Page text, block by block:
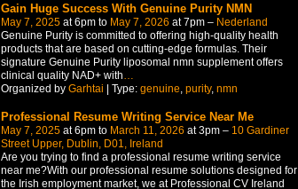
Gain Huge Success With Genuine Purity NMN
May 7, 2025at 6pm to May 7, 2026 at 7pm – Nederland
Genuine Purity is committed to offering high-quality health
products that are based on cutting-edge formulas. Their
signature Genuine Purity liposomal nmn supplement offers
clinical quality NAD+ with
Organized by Garhtai | Type: genuine purity, nmn
Professional Resume Writing Service Near Me
May 7, 2025at 6pm to March 11, 2026 at 3pm – 10 Gardiner
Street Upper, Dublin, D01, Ireland
Are you trying to find a professional resume writing service
near me?With our professional resume solutions designed for
the Irish employment market, we at Professional CV Ireland